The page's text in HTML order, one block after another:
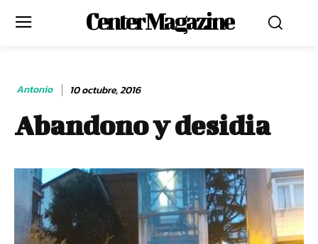
Center Magazine
Antonio 10 octubre, 2016
Abandono y desidia